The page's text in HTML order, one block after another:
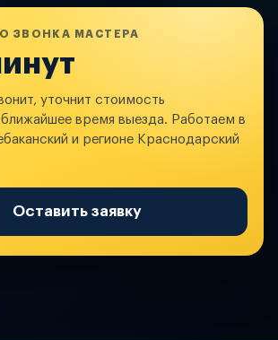
ЗВОНКА МАСТЕРА
уточнит стоимость
ближайшее время выезда. Работаем в
и регионе Краснодарский
Оставить заявку